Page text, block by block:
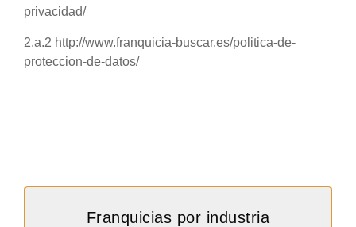
privacidad/
2.a.2 http://www.franquicia-buscar.es/politica-de-
proteccion-de-datos/
Franquicias por industria